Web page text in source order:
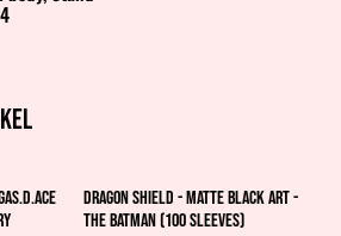
Dragon Shield - Matte Black Art -
The Batman (100 Sleeves)